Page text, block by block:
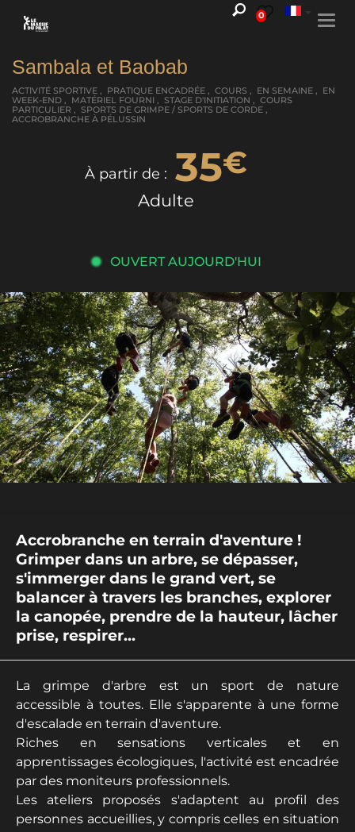
0
Sambala et Baobab
ACTIVITÉ SPORTIVE , PRATIQUE ENCADRÉE , COURS , EN SEMAINE , EN
WEEK-END , MATÉRIEL FOURNI , STAGE D'INITIATION , COURS
PARTICULIER , SPORTS DE GRIMPE / SPORTS DE CORDE ,
ACCROBRANCHE À PÉLUSSIN
À partir de : 35€
Adulte
OUVERT AUJOURD'HUI
Accrobranche en terrain d'aventure !
Grimper dans un arbre, se dépasser,
s'immerger dans le grand vert, se
balancer à travers les branches, explorer
la canopée, prendre de la hauteur, lâcher
prise, respirer...
La grimpe d'arbre est un sport de nature
accessible à toutes. Elle s'apparente à une forme
d'escalade en terrain d'aventure.
Riches en sensations verticales et en
apprentissages écologiques, l'activité est encadrée
par des moniteurs professionnels.
Les ateliers proposés s'adaptent au profil des
personnes accueillies, y compris celles en situation